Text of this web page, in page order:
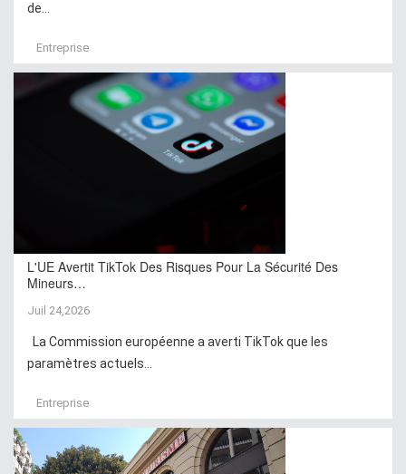
de...
Entreprise
L'UE Avertit TikTok Des Risques Pour La Sécurité Des
Mineurs…
Juil 24,2026
La Commission européenne a averti TikTok que les
paramètres actuels...
Entreprise